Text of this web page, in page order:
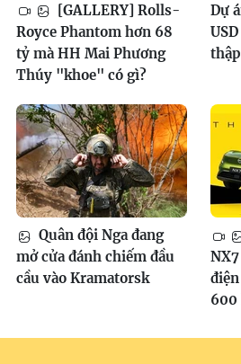
[GALLERY] Rolls-
Royce Phantom hơn 68
tỷ mà HH Mai Phương
Thúy "khoe" có gì?
Dự
Quân đội Nga đang
mở cửa đánh chiếm đầu
cầu vào Kramatorsk
600